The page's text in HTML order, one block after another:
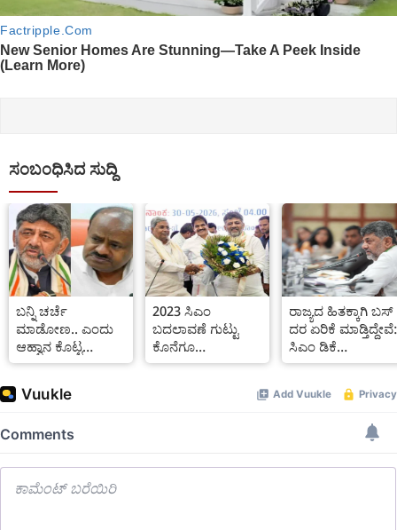
ಸಂಬಂಧಿಸಿದ ಸುದ್ದಿ
ಬನ್ನಿ ಚರ್ಚೆ
ಮಾಡೋಣ.. ಎಂದು
ಆಹ್ವಾನ ಕೊಟ್ಟ
ಕುಮಾರಸ್ವಾಮಿ, ನಾನು
ಕೊಟ್ಟ ಡಿಕೆಶಿ
2023 ಸಿಎಂ
ಬದಲಾವಣೆ ಗುಟ್ಟು
ಕೊನೆಗೂ
ಬಹಿರಂಗವಾಗಿ ಬಿಚ್ಚಿಟ್ಟ
ರಾಜ್ಯದ ಹಿತಕ್ಕಾಗಿ ಬಸ್
ದರ ಏರಿಕೆ ಮಾಡ್ತಿದ್ದೇವೆ:
ಸಿಎಂ ಡಿಕೆ
ಶಿವಕುಮಾರ್